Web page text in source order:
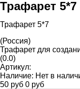
Трафарет 5*7
Трафарет 5*7
(Россия)
Трафарет для
(0.0)
Артикул:
Наличие: Нет в
50 руб 0 руб